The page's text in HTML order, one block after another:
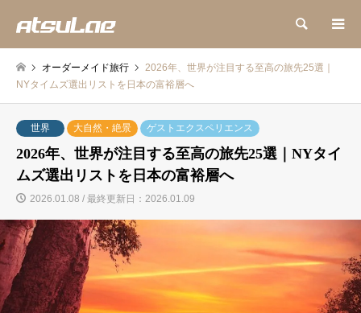
検索
オーダーメイド旅行
2026年、世界が注目する至高の旅先25選｜
NYタイムズ選出リストを日本の富裕層へ
世界 大自然・絶景 ゲストエクスペリエンス
2026年、世界が注目する至高の旅先25選｜NYタイ
ムズ選出リストを日本の富裕層へ
2026.01.08 / 最終更新日：2026.01.09